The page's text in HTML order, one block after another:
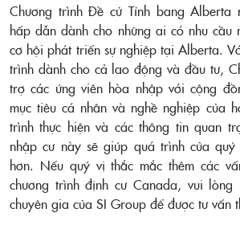
Chương trình Đề cử Tỉnh bang Alberta
hấp dẫn dành cho những ai có nhu cầu
cơ hội phát triển sự nghiệp tại Alberta.
trình dành cho cả lao động và đầu tư,
trợ các ứng viên hòa nhập với cộng
mục tiêu cá nhân và nghề nghiệp của
trình thực hiện và các thông tin quan
nhập cư này sẽ giúp quá trình của
hơn. Nếu quý vị thắc mắc thêm các
chương trình định cư Canada, vui
chuyên gia của SI Group để được tư vấn